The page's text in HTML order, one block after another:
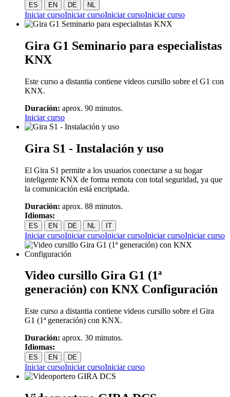
ES EN DE NL
Iniciar cursoIniciar cursoIniciar cursoIniciar curso
Gira G1 Seminario para especialistas
KNX
Este curso a distantia contiene videos cursillo sobre el G1 con
KNX.
Duración: aprox. 90 minutos.
Iniciar curso
Gira S1 - Instalación y uso
El Gira S1 permite a los usuarios conectarse a su hogar
inteligente KNX de forma remota con total seguridad, ya que
la comunicación está encriptada.
Duración: aprox. 88 minutos.
Idiomas:
ES EN DE NL IT
Iniciar cursoIniciar cursoIniciar cursoIniciar cursoIniciar curso
Video cursillo Gira G1 (1ª
generación) con KNX Configuración
Este curso a distantia contiene videos cursillo sobre el Gira
G1 (1ª generación) con KNX.
Duración: aprox. 30 minutos.
Idiomas:
ES EN DE
Iniciar cursoIniciar cursoIniciar curso